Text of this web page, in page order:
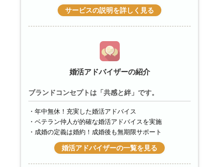
サービスの説明を詳しく見る
婚活アドバイザーの紹介
ブランドコンセプトは「共感と絆」です。
年中無休！充実した婚活アドバイス
ベテラン仲人が的確な婚活アドバイスを実施
成婚の定義は婚約！成婚後も無期限サポート
婚活アドバイザーの一覧を見る